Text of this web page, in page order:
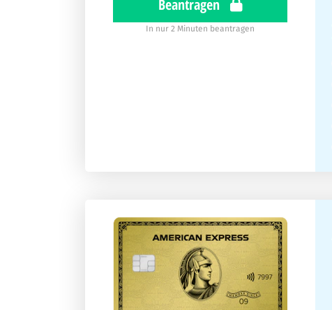
Beantragen
In nur 2 Minuten beantragen